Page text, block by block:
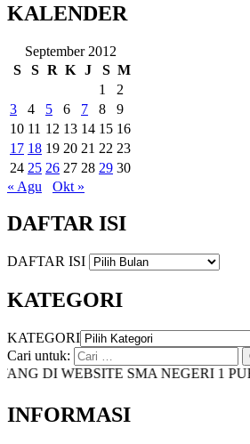
KALENDER
September 2012
S
S R K J S M
1
2
3
4 5 6 7 8
9
10 11 12 13 14 15 16
17 18 19 20 21 22 23
24 25 26 27 28 29 30
« Agu
Okt »
DAFTAR ISI
DAFTAR ISI
KATEGORI
KATEGORI
Cari untuk:
DI WEBSITE SMA NEGERI 1
INFORMASI